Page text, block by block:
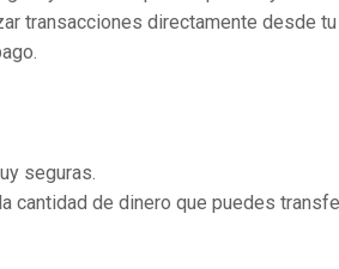
transacciones directamente desde
seguras.
cantidad de dinero que puedes